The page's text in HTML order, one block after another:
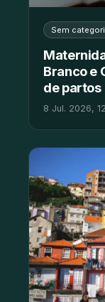
Sem
Branco e
de partos
8 Jul. 2026,